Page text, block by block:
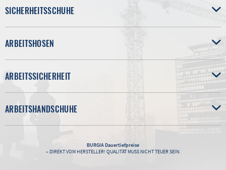
SICHERHEITSSCHUHE
ARBEITSHOSEN
ARBEITSSICHERHEIT
ARBEITSHANDSCHUHE
BURGIADauertiefpreise
– DIREKT VOM HERSTELLER! QUALITÄT MUSS NICHT TEUER SEIN.